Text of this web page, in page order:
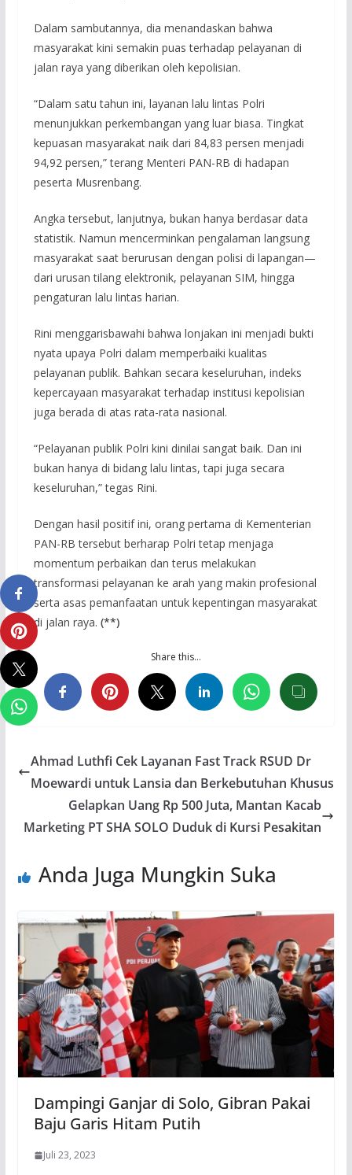
Dalam sambutannya, dia menandaskan bahwa
masyarakat kini semakin puas terhadap pelayanan di
jalan raya yang diberikan oleh kepolisian.
“Dalam satu tahun ini, layanan lalu lintas Polri
menunjukkan perkembangan yang luar biasa. Tingkat
kepuasan masyarakat naik dari 84,83 persen menjadi
94,92 persen,” terang Menteri PAN-RB di hadapan
peserta Musrenbang.
Angka tersebut, lanjutnya, bukan hanya berdasar data
statistik. Namun mencerminkan pengalaman langsung
masyarakat saat berurusan dengan polisi di lapangan—
dari urusan tilang elektronik, pelayanan SIM, hingga
pengaturan lalu lintas harian.
Rini menggarisbawahi bahwa lonjakan ini menjadi bukti
nyata upaya Polri dalam memperbaiki kualitas
pelayanan publik. Bahkan secara keseluruhan, indeks
kepercayaan masyarakat terhadap institusi kepolisian
juga berada di atas rata-rata nasional.
“Pelayanan publik Polri kini dinilai sangat baik. Dan ini
bukan hanya di bidang lalu lintas, tapi juga secara
keseluruhan,” tegas Rini.
Dengan hasil positif ini, orang pertama di Kementerian
PAN-RB tersebut berharap Polri tetap menjaga
momentum perbaikan dan terus melakukan
transformasi pelayanan ke arah yang makin profesional
serta asas pemanfaatan untuk kepentingan masyarakat
di jalan raya. (**)
Share this…
Ahmad Luthfi Cek Layanan Fast Track RSUD Dr
Moewardi untuk Lansia dan Berkebutuhan Khusus
Gelapkan Uang Rp 500 Juta, Mantan Kacab
Marketing PT SHA SOLO Duduk di Kursi Pesakitan
Anda Juga Mungkin Suka
Dampingi Ganjar di Solo, Gibran Pakai
Baju Garis Hitam Putih
Juli 23, 2023